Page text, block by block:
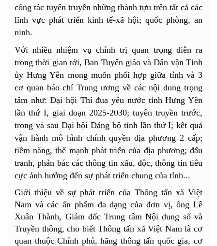
công tác tuyên truyền những thành tựu trên tất cả các
lĩnh vực phát triển kinh tế-xã hội; quốc phòng, an
ninh.
Với nhiều nhiệm vụ chính trị quan trọng diễn ra
trong thời gian tới, Ban Tuyên giáo và Dân vận Tỉnh
ủy Hưng Yên mong muốn phối hợp giữa tỉnh và 3
cơ quan báo chí Trung ương về các nội dung trọng
tâm như: Đại hội Thi đua yêu nước tỉnh Hưng Yên
lần thứ I, giai đoạn 2025-2030; tuyên truyền trước,
trong và sau Đại hội Đảng bộ tỉnh lần thứ I; kết quả
vận hành mô hình chính quyền địa phương 2 cấp;
tiềm năng, thế mạnh phát triển của địa phương; đấu
tranh, phản bác các thông tin xấu, độc, thông tin tiêu
cực ảnh hưởng đến sự phát triển chung của tỉnh...
Giới thiệu về sự phát triển của Thông tấn xã Việt
Nam và các ấn phẩm đa dạng của đơn vị, ông Lê
Xuân Thành, Giám đốc Trung tâm Nội dung số và
Truyền thông, cho biết Thông tấn xã Việt Nam là cơ
quan thuộc Chính phủ, hãng thông tấn quốc gia, cơ